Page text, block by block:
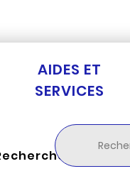
AIDES ET
SERVICES